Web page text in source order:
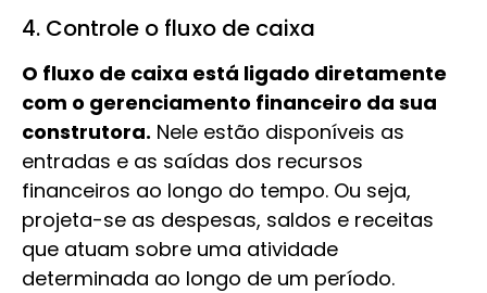
4. Controle o fluxo de caixa
O fluxo de caixa está ligado diretamente
com o gerenciamento financeiro da sua
construtora. Nele estão disponíveis as
entradas e as saídas dos recursos
financeiros ao longo do tempo. Ou seja,
projeta-se as despesas, saldos e receitas
que atuam sobre uma atividade
determinada ao longo de um período.